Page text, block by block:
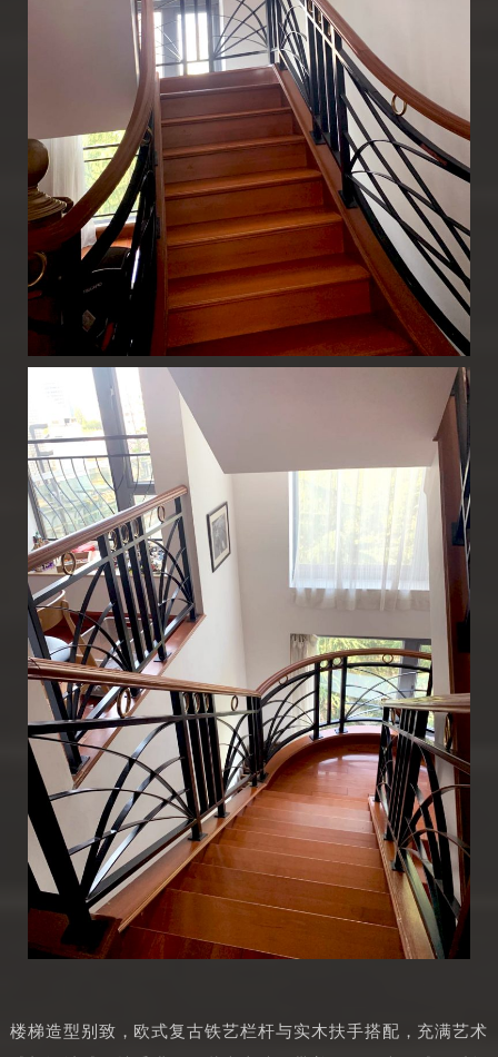
楼梯造型别致，欧式复古铁艺栏杆与实木扶手搭配，充满艺术